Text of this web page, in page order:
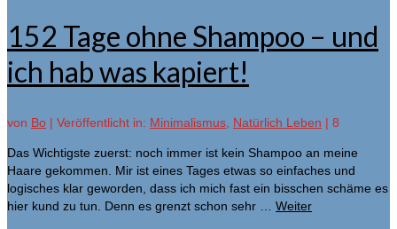
152 Tage ohne Shampoo – und
ich hab was kapiert!
von Bo | Veröffentlicht in: Minimalismus Natürlich Leben | 8
Das Wichtigste zuerst: noch immer ist kein Shampoo an meine
Haare gekommen. Mir ist eines Tages etwas so einfaches und
logisches klar geworden, dass ich mich fast ein bisschen schäme es
hier kund zu tun. Denn es grenzt schon sehr … Weiter